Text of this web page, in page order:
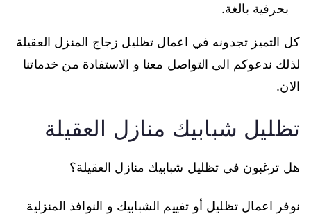
بحرفية بالغة.
كل التميز تجدونه في اعمال تظليل زجاج المنزل العقيلة
لذلك ندعوكم الى التواصل معنا و الاستفادة من خدماتنا
الان.
تظليل شبابيك منازل العقيلة
هل ترغبون في تظليل شبابيك منازل العقيلة؟
نوفر اعمال تظليل أو تفييم الشبابيك و النوافذ المنزلية